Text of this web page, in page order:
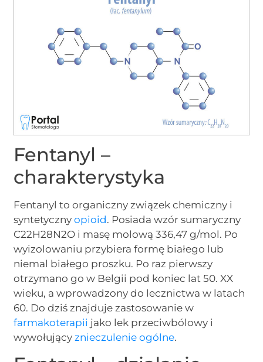
Fentanyl –
charakterystyka
Fentanyl to organiczny związek chemiczny i
syntetycznyopioid. Posiada wzór sumaryczny
C22H28N2O i masę molową 336,47 g/mol. Po
wyizolowaniu przybiera formę białego lub
niemal białego proszku. Po raz pierwszy
otrzymano go w Belgii pod koniec lat 50. XX
wieku, a wprowadzony do lecznictwa w latach
60. Do dziś znajduje zastosowanie w
farmakoterapii jako lek przeciwbólowy i
wywołującyznieczulenie ogólne.